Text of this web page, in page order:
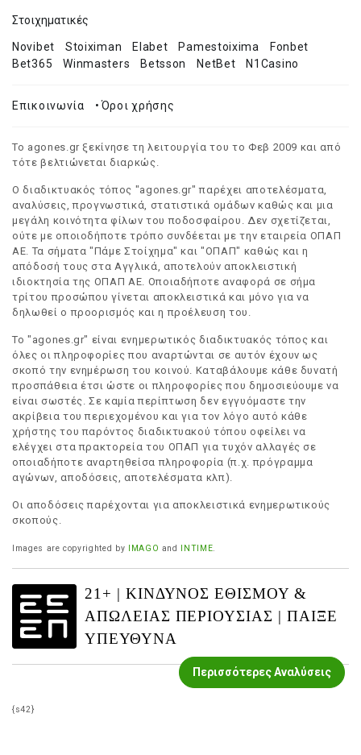
Περισσότερες Αναλύσεις
Στοιχηματικές
Novibet Stoiximan Elabet Pamestoixima
Fonbet
Bet365
Winmasters Betsson NetBet N1Casino
Επικοινωνία •Όροι χρήσης
Το agones.gr ξεκίνησε τη λειτουργία του το Φεβ 2009 και από
τότε βελτιώνεται διαρκώς.
Ο διαδικτυακός τόπος "agones.gr" παρέχει αποτελέσματα,
αναλύσεις, προγνωστικά, στατιστικά ομάδων καθώς και μια
μεγάλη κοινότητα φίλων του ποδοσφαίρου. Δεν σχετίζεται,
ούτε με οποιοδήποτε τρόπο συνδέεται με την εταιρεία ΟΠΑΠ
ΑΕ. Τα σήματα "Πάμε Στοίχημα" και "ΟΠΑΠ" καθώς και η
απόδοσή τους στα Αγγλικά, αποτελούν αποκλειστική
ιδιοκτησία της ΟΠΑΠ ΑΕ. Οποιαδήποτε αναφορά σε σήμα
τρίτου προσώπου γίνεται αποκλειστικά και μόνο για να
δηλωθεί ο προορισμός και η προέλευση του.
Το "agones.gr" είναι ενημερωτικός διαδικτυακός τόπος και
όλες οι πληροφορίες που αναρτώνται σε αυτόν έχουν ως
σκοπό την ενημέρωση του κοινού. Καταβάλουμε κάθε δυνατή
προσπάθεια έτσι ώστε οι πληροφορίες που δημοσιεύουμε να
είναι σωστές. Σε καμία περίπτωση δεν εγγυόμαστε την
ακρίβεια του περιεχομένου και για τον λόγο αυτό κάθε
χρήστης του παρόντος διαδικτυακού τόπου οφείλει να
ελέγχει στα πρακτορεία του ΟΠΑΠ για τυχόν αλλαγές σε
οποιαδήποτε αναρτηθείσα πληροφορία (π.χ. πρόγραμμα
αγώνων, αποδόσεις, αποτελέσματα κλπ).
Οι αποδόσεις παρέχονται για αποκλειστικά ενημερωτικούς
σκοπούς.
Images are copyrighted by IMAGO and INTIME.
21+ | ΚΙΝΔΥΝΟΣ ΕΘΙΣΜΟΥ &
ΑΠΩΛΕΙΑΣ ΠΕΡΙΟΥΣΙΑΣ | ΠΑΙΞΕ
ΥΠΕΥΘΥΝΑ
{s42}